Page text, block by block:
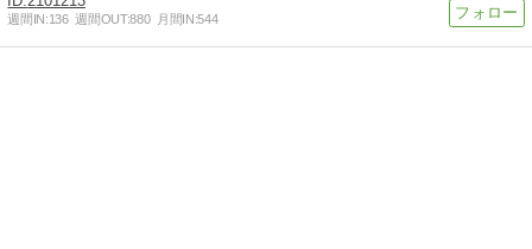
週間IN:136 週間OUT:880 月間IN:544